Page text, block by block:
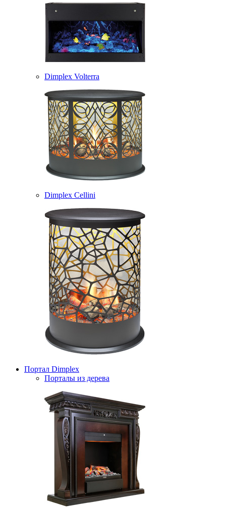
Dimplex Volterra
Dimplex Cellini
Портал Dimplex
Порталы из дерева